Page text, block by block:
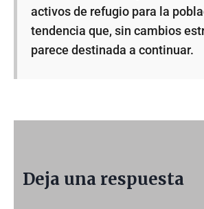
activos de refugio para la
tendencia que, sin cambios
parece destinada a continuar.
Deja una respuesta